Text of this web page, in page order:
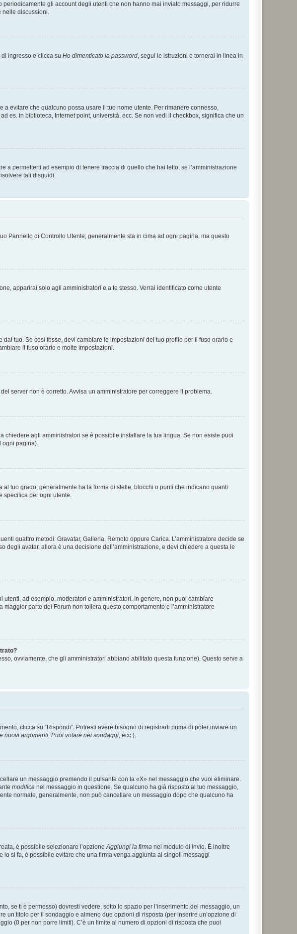
gli account degli utenti che non hanno mai inviato messaggi, per ridurre
nelle discussioni.
ingresso e clicca su Ho dimenticato la password, segui le istruzioni e tornerai in linea in
evitare che qualcuno possa usare il tuo nome utente. Per rimanere connesso,
es. in biblioteca, Internet point, università, ecc. Se non vedi il checkbox, significa che un
a permetterti ad esempio di tenere traccia di quello che hai letto, se l’amministrazione
tali disguidi.
Pannello di Controllo Utente; generalmente sta in cima ad ogni pagina, ma questo
apparirai solo agli amministratori e a te stesso. Verrai identificato come utente
tuo. Se così fosse, devi cambiare le impostazioni del tuo profilo per il fuso orario e
il fuso orario e molte impostazioni.
server non è corretto. Avvisa un amministratore per correggere il problema.
chiedere agli amministratori se è possibile installare la tua lingua. Se non esiste puoi
ogni pagina).
tuo grado, generalmente ha la forma di stelle, blocchi o punti che indicano quanti
specifica per ogni utente.
quattro metodi: Gravatar, Galleria, Remoto oppure Carica. L’amministratore decide se
degli avatar, allora è una decisione dell’amministrazione, e devi chiedere a questa le
ad esempio, moderatori e amministratori. In genere, non puoi cambiare
parte dei Forum non tollera questo comportamento e l’amministratore
ovviamente, che gli amministratori abbiano abilitato questa funzione). Questo serve a
clicca su “Rispondi”. Potresti avere bisogno di registrarti prima di poter inviare un
nuovi argomenti, Puoi votare nei sondaggi, ecc.).
un messaggio premendo il pulsante con la «X» nel messaggio che vuoi eliminare.
modifica nel messaggio in questione. Se qualcuno ha già risposto al tuo messaggio,
normale, generalmente, non può cancellare un messaggio dopo che qualcuno ha
è possibile selezionare l’opzioneAggiungi la firma nel modulo di invio. È inoltre
si fa, è possibile evitare che una firma venga aggiunta ai singoli messaggi
se ti è permesso) dovresti vedere, sotto lo spazio per l’inserimento del messaggio, un
un titolo per il sondaggio e almeno due opzioni di risposta (per inserire un’opzione di
(0 per non porre limiti). C’è un limite al numero di opzioni di risposta che puoi